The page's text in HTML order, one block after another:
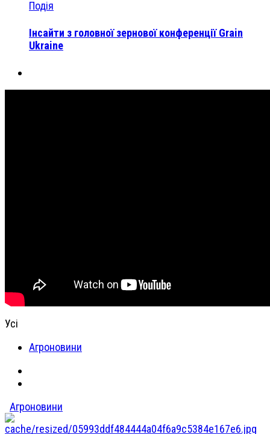
Подія
Інсайти з головної зернової конференції Grain
Ukraine
Усі
Агроновини
Агроновини